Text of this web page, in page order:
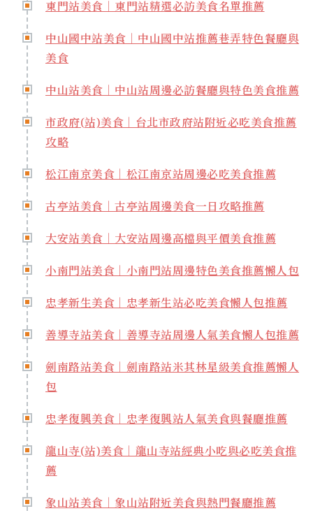
東門站美食｜東門站精選必訪美食名單推薦
中山國中站美食｜中山國中站推薦巷弄特色餐廳與
美食
中山站美食｜中山站周邊必訪餐廳與特色美食推薦
市政府(站)美食｜台北市政府站附近必吃美食推薦
攻略
松江南京美食｜松江南京站周邊必吃美食推薦
古亭站美食｜古亭站周邊美食一日攻略推薦
大安站美食｜大安站周邊高檔與平價美食推薦
小南門站美食｜小南門站周邊特色美食推薦懶人包
忠孝新生美食｜忠孝新生站必吃美食懶人包推薦
善導寺站美食｜善導寺站周邊人氣美食懶人包推薦
劍南路站美食｜劍南路站米其林星級美食推薦懶人
包
忠孝復興美食｜忠孝復興站人氣美食與餐廳推薦
龍山寺(站)美食｜龍山寺站經典小吃與必吃美食推
薦
象山站美食｜象山站附近美食與熱門餐廳推薦